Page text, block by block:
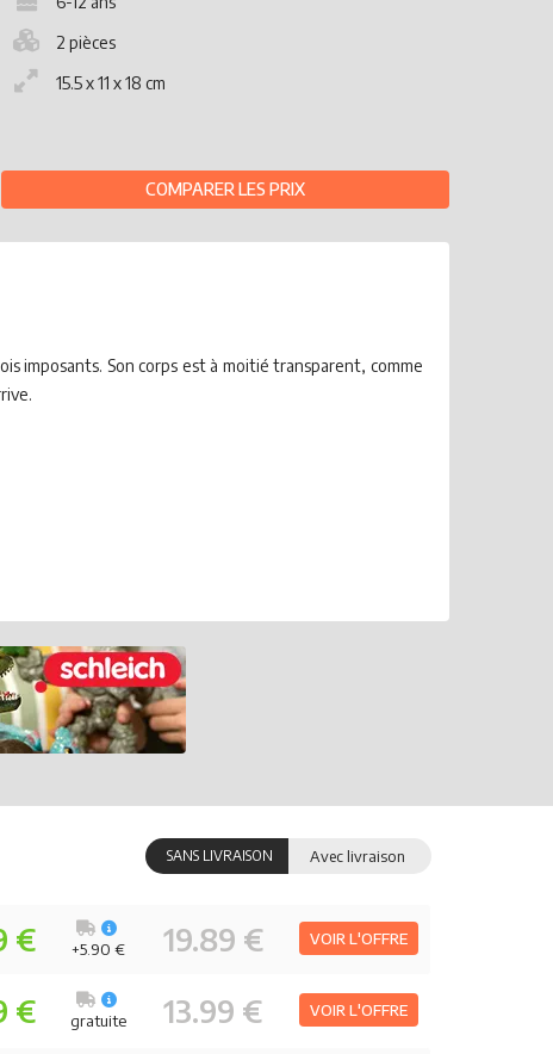
2 pièces
15.5 x 11 x 18 cm
COMPARER LES PRIX
imposants. Son corps est à moitié transparent, comme
SANS LIVRAISON Avec livraison
€ 19.89 € VOIR L'OFFRE
+5.90 €
€ 13.99 € VOIR L'OFFRE
gratuite